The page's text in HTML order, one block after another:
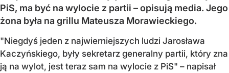
PiS, ma być na wylocie z partii – opisują media. Jego
żona była na grillu Mateusza Morawieckiego.
"Niegdyś jeden z najwierniejszych ludzi Jarosława
Kaczyńskiego, były sekretarz generalny partii, który zna
ją na wylot, jest teraz sam na wylocie z PiS" – napisał